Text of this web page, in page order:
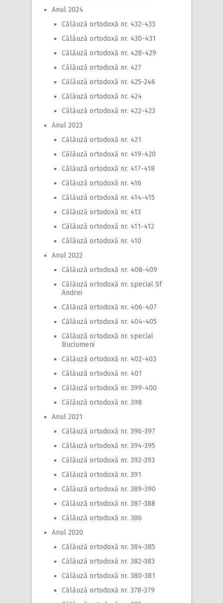
Anul 2024
Călăuză ortodoxă nr. 432-433
Călăuză ortodoxă nr. 430-431
Călăuză ortodoxă nr. 428-429
Călăuză ortodoxă nr. 427
Călăuză ortodoxă nr. 425-246
Călăuză ortodoxă nr. 424
Călăuză ortodoxă nr. 422-423
Anul 2023
Călăuză ortodoxă nr. 421
Călăuză ortodoxă nr. 419-420
Călăuză ortodoxă nr. 417-418
Călăuză ortodoxă nr. 416
Călăuză ortodoxă nr. 414-415
Călăuză ortodoxă nr. 413
Călăuză ortodoxă nr. 411-412
Călăuză ortodoxă nr. 410
Anul 2022
Călăuză ortodoxă nr. 408-409
Călăuză ortodoxă nr. special Sf
Andrei
Călăuză ortodoxă nr. 406-407
Călăuză ortodoxă nr. 404-405
Călăuză ortodoxă nr. special
Buciumeni
Călăuză ortodoxă nr. 402-403
Călăuză ortodoxă nr. 401
Călăuză ortodoxă nr. 399-400
Călăuză ortodoxă nr. 398
Anul 2021
Călăuză ortodoxă nr. 396-397
Călăuză ortodoxă nr. 394-395
Călăuză ortodoxă nr. 392-393
Călăuză ortodoxă nr. 391
Călăuză ortodoxă nr. 389-390
Călăuză ortodoxă nr. 387-388
Călăuză ortodoxă nr. 386
Anul 2020
Călăuză ortodoxă nr. 384-385
Călăuză ortodoxă nr. 382-383
Călăuză ortodoxă nr. 380-381
Călăuză ortodoxă nr. 378-379